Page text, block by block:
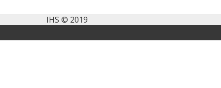
IHS © 2019